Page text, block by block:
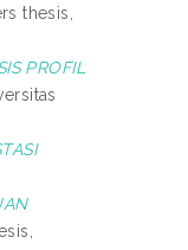
thesis,
PROFIL